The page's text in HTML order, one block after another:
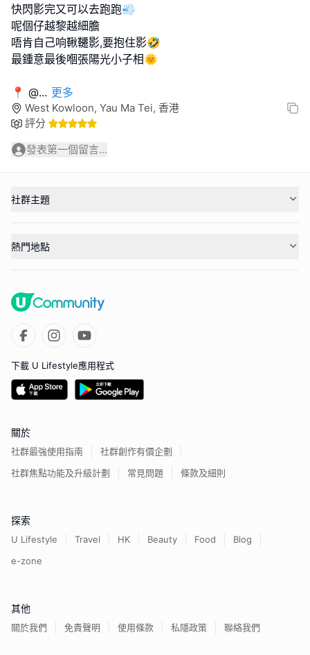
快閃影完又可以去跑跑💨
呢個仔越黎越細膽
唔肯自己响鞦韆影,要抱住影🤣
最鍾意最後嗰張陽光小子相🌞
📍 @... 更多
West Kowloon, Yau Ma Tei, 香港
評分
發表第一個留言...
社群主題
熱門地點
下載 U Lifestyle應用程式
關於
社群最強使用指南
社群創作有價企劃
社群焦點功能及升級計劃
常見問題 條款及細則
探索
U Lifestyle Travel HK Beauty Food
Blog
e-zone
其他
關於我們 免責聲明 使用條款 私隱政策 聯絡我們